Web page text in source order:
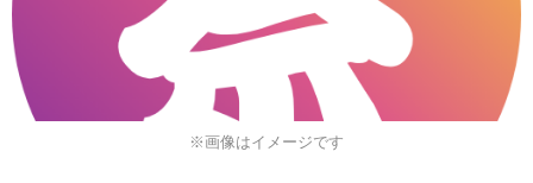
※画像はイメージです